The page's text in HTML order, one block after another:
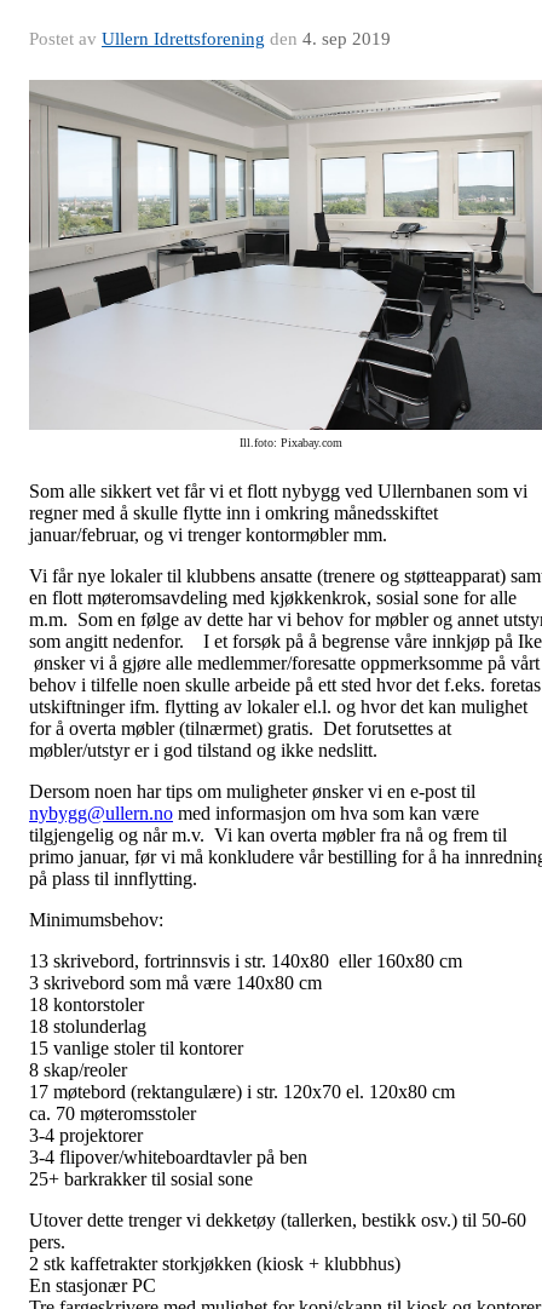
Postet av Ullern Idrettsforening den 4. sep 2019
Ill.foto: Pixabay.com
Som alle sikkert vet får vi et flott nybygg ved Ullernbanen som vi
regner med å skulle flytte inn i omkring månedsskiftet
januar/februar, og vi trenger kontormøbler mm.
Vi får nye lokaler til klubbens ansatte (trenere og støtteapparat)
en flott møteromsavdeling med kjøkkenkrok, sosial sone for alle
m.m. Som en følge av dette har vi behov for møbler og annet
som angitt nedenfor. I et forsøk på å begrense våre innkjøp på
ønsker vi å gjøre alle medlemmer/foresatte oppmerksomme på vårt
behov i tilfelle noen skulle arbeide på ett sted hvor det f.eks. foretas
utskiftninger ifm. flytting av lokaler el.l. og hvor det kan mulighet
for å overta møbler (tilnærmet) gratis. Det forutsettes at
møbler/utstyr er i god tilstand og ikke nedslitt.
Dersom noen har tips om muligheter ønsker vi en e-post til
nybygg@ullern.no med informasjon om hva som kan være
tilgjengelig og når m.v. Vi kan overta møbler fra nå og frem til
primo januar, før vi må konkludere vår bestilling for å ha
på plass til innflytting.
Minimumsbehov:
13 skrivebord, fortrinnsvis i str. 140x80 eller 160x80 cm
3 skrivebord som må være 140x80 cm
18 kontorstoler
18 stolunderlag
15 vanlige stoler til kontorer
8 skap/reoler
17 møtebord (rektangulære) i str. 120x70 el. 120x80 cm
ca. 70 møteromsstoler
3-4 projektorer
3-4 flipover/whiteboardtavler på ben
25+ barkrakker til sosial sone
Utover dette trenger vi dekketøy (tallerken, bestikk osv.) til 50-60
pers.
2 stk kaffetrakter storkjøkken (kiosk + klubbhus)
En stasjonær PC